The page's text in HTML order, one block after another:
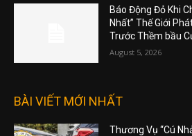
Báo Động Đỏ Khi
Nhất” Thế Giới
Trước Thềm bầu
August 5, 2026
BÀI VIẾT MỚI NHẤT
Thương Vụ “Cú